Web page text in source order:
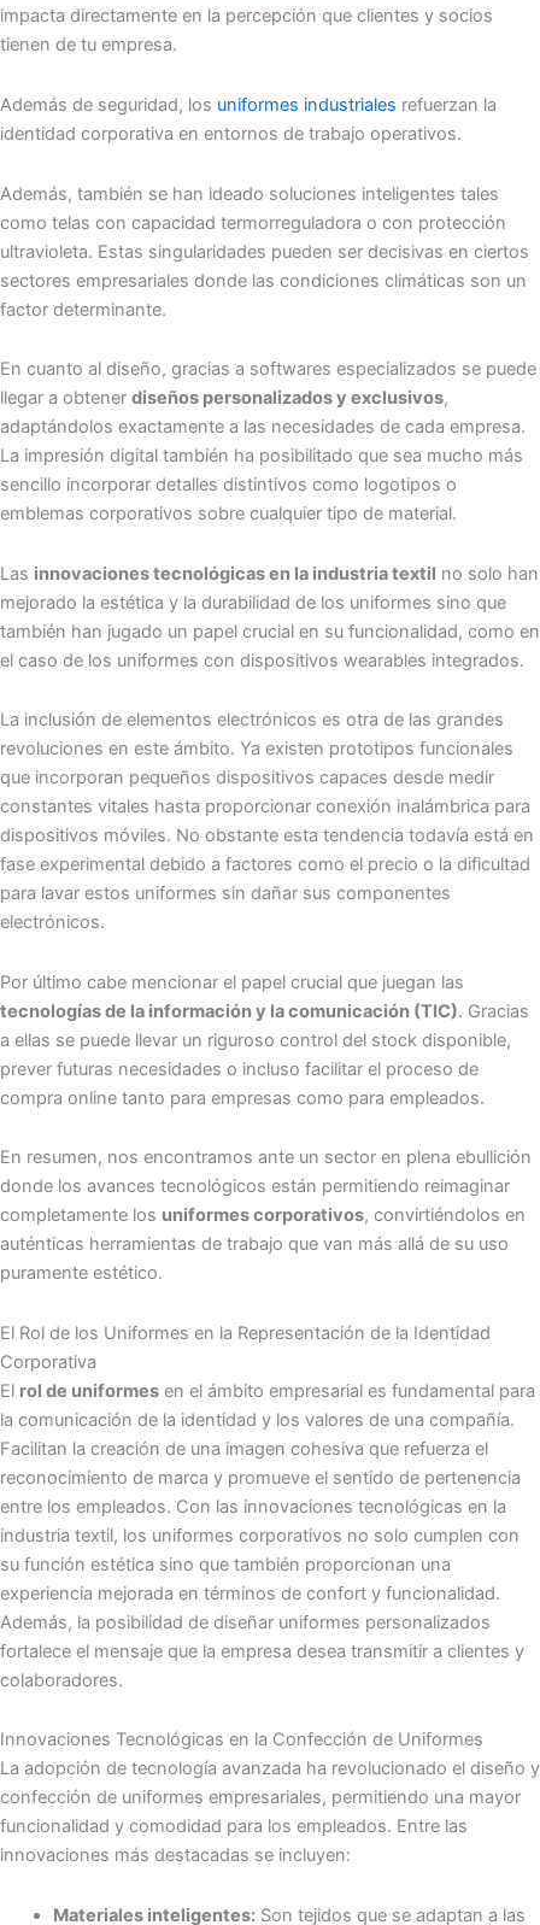
impacta directamente en la percepción que clientes y socios
tienen de tu empresa.
Además de seguridad, los uniformes industriales refuerzan la
identidad corporativa en entornos de trabajo operativos.
Además, también se han ideado soluciones inteligentes tales
como telas con capacidad termorreguladora o con protección
ultravioleta. Estas singularidades pueden ser decisivas en ciertos
sectores empresariales donde las condiciones climáticas son un
factor determinante.
En cuanto al diseño, gracias a softwares especializados se puede
llegar a obtener diseños personalizados y exclusivos,
adaptándolos exactamente a las necesidades de cada empresa.
La impresión digital también ha posibilitado que sea mucho más
sencillo incorporar detalles distintivos como logotipos o
emblemas corporativos sobre cualquier tipo de material.
Las innovaciones tecnológicas en la industria textil no solo han
mejorado la estética y la durabilidad de los uniformes sino que
también han jugado un papel crucial en su funcionalidad, como en
el caso de los uniformes con dispositivos wearables integrados.
La inclusión de elementos electrónicos es otra de las grandes
revoluciones en este ámbito. Ya existen prototipos funcionales
que incorporan pequeños dispositivos capaces desde medir
constantes vitales hasta proporcionar conexión inalámbrica para
dispositivos móviles. No obstante esta tendencia todavía está en
fase experimental debido a factores como el precio o la dificultad
para lavar estos uniformes sin dañar sus componentes
electrónicos.
Por último cabe mencionar el papel crucial que juegan las
tecnologías de la información y la comunicación (TIC). Gracias
a ellas se puede llevar un riguroso control del stock disponible,
prever futuras necesidades o incluso facilitar el proceso de
compra online tanto para empresas como para empleados.
En resumen, nos encontramos ante un sector en plena ebullición
donde los avances tecnológicos están permitiendo reimaginar
completamente los uniformes corporativos, convirtiéndolos en
auténticas herramientas de trabajo que van más allá de su uso
puramente estético.
El Rol de los Uniformes en la Representación de la Identidad
Corporativa
El rol de uniformes en el ámbito empresarial es fundamental para
la comunicación de la identidad y los valores de una compañía.
Facilitan la creación de una imagen cohesiva que refuerza el
reconocimiento de marca y promueve el sentido de pertenencia
entre los empleados. Con las innovaciones tecnológicas en la
industria textil, los uniformes corporativos no solo cumplen con
su función estética sino que también proporcionan una
experiencia mejorada en términos de confort y funcionalidad.
Además, la posibilidad de diseñar uniformes personalizados
fortalece el mensaje que la empresa desea transmitir a clientes y
colaboradores.
Innovaciones Tecnológicas en la Confección de Uniformes
La adopción de tecnología avanzada ha revolucionado el diseño y
confección de uniformes empresariales, permitiendo una mayor
funcionalidad y comodidad para los empleados. Entre las
innovaciones más destacadas se incluyen:
Materiales inteligentes:Son tejidos que se adaptan a las